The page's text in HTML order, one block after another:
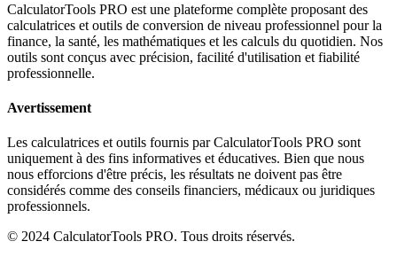
CalculatorTools PRO est une plateforme complète proposant des
calculatrices et outils de conversion de niveau professionnel pour la
finance, la santé, les mathématiques et les calculs du quotidien. Nos
outils sont conçus avec précision, facilité d'utilisation et fiabilité
professionnelle.
Avertissement
Les calculatrices et outils fournis par CalculatorTools PRO sont
uniquement à des fins informatives et éducatives. Bien que nous
nous efforcions d'être précis, les résultats ne doivent pas être
considérés comme des conseils financiers, médicaux ou juridiques
professionnels.
© 2024 CalculatorTools PRO. Tous droits réservés.